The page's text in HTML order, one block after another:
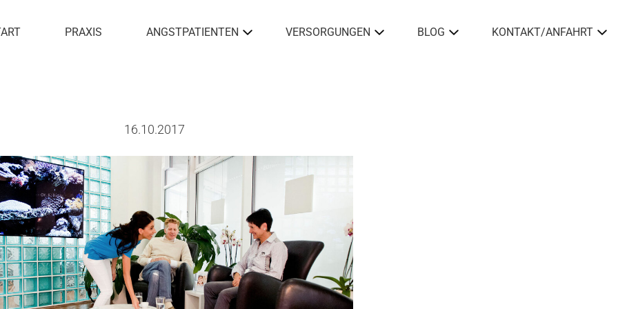
PRAXIS ANGSTPATIENTEN VERSORGUNGEN BLOG KONTAKT/ANFAHRT
16.10.2017